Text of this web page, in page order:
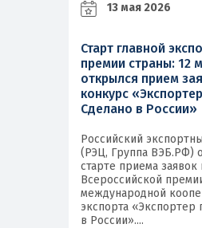
13 мая 2026
Старт главной
премии страны: 12
открылся прием
конкурс
Сделано в России»
Российский
(РЭЦ, Группа ВЭБ.РФ)
старте приема заявок
Всероссийской
международной
экспорта «Экспортер
в России»....